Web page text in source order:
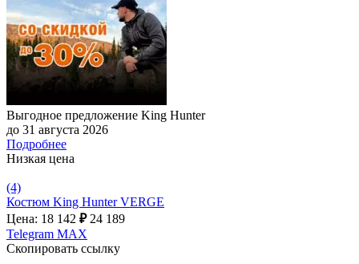
Выгодное предложение King Hunter
до 31 августа 2026
Подробнее
Низкая цена
(4)
Костюм King Hunter VERGE
Цена: 18 142 ₽ 24 189
Telegram MAX
Скопировать ссылку